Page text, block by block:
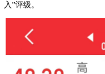
入”评级。